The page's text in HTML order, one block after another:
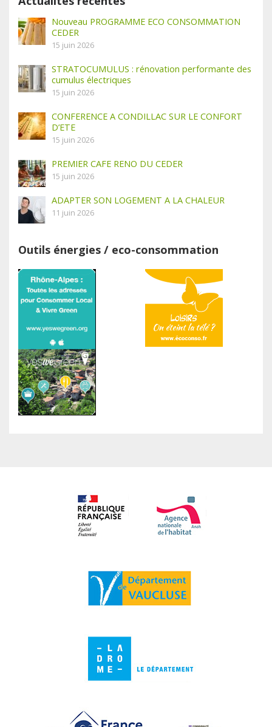
Nouveau PROGRAMME ECO CONSOMMATION
CEDER
15 juin 2026
STRATOCUMULUS : rénovation performante des
cumulus électriques
15 juin 2026
CONFERENCE A CONDILLAC SUR LE CONFORT
D’ETE
15 juin 2026
PREMIER CAFE RENO DU CEDER
15 juin 2026
ADAPTER SON LOGEMENT A LA CHALEUR
11 juin 2026
Outils énergies / eco-consommation